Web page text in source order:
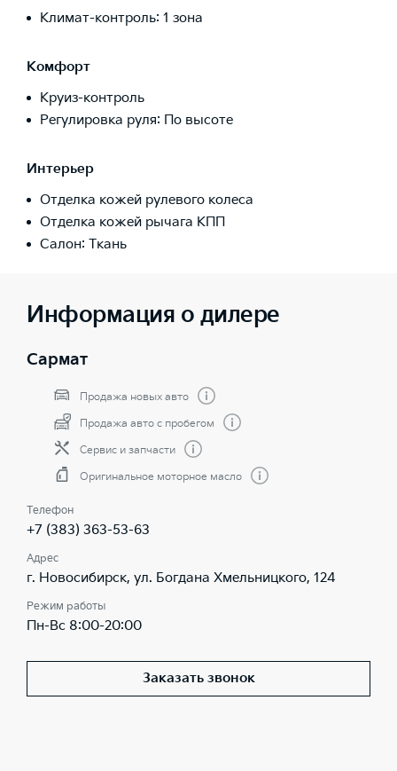
Климат-контроль: 1 зона
Комфорт
Круиз-контроль
Регулировка руля: По высоте
Интерьер
Отделка кожей рулевого колеса
Отделка кожей рычага КПП
Салон: Ткань
Информация о дилере
Сармат
Продажа новых авто
Продажа авто с пробегом
Сервис и запчасти
Оригинальное моторное масло
Телефон
+7 (383) 363-53-63
Адрес
г. Новосибирск, ул. Богдана Хмельницкого, 124
Режим работы
Пн-Вс 8:00-20:00
Заказать звонок